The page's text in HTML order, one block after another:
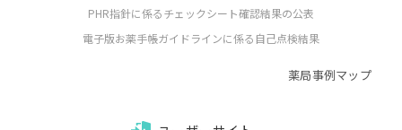
PHR指針に係るチェックシート確認結果の公表
電子版お薬手帳ガイドラインに係る自己点検結果
薬局事例マップ